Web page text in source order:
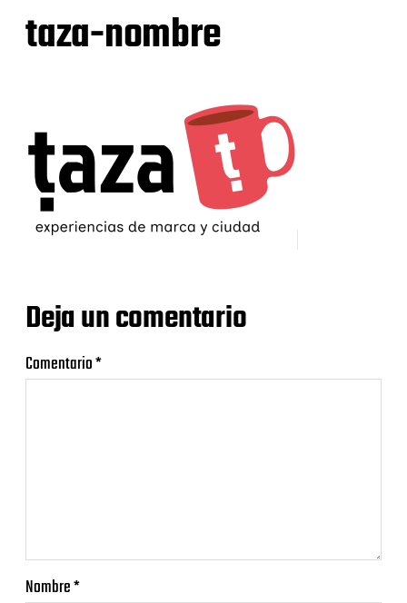
taza-nombre
Deja un comentario
Comentario*
Nombre*